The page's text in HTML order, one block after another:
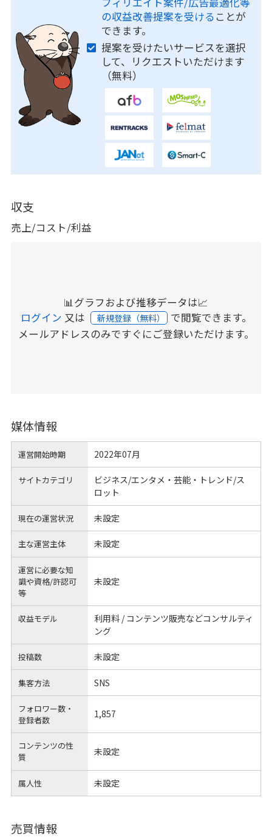
の収益改善提案を受ける ことが
できます。
提案を受けたいサービスを選択
して、リクエストいただけます
（無料）
収支
売上/コスト/利益
📊グラフおよび推移データは📈
ログイン 又は 新規登録（無料） で閲覧できます。
メールアドレスのみですぐにご登録いただけます。
媒体情報
運営開始時期 2022年07月
サイトカテゴリ
ビジネス/エンタメ・芸能・トレンド/ス
ロット
現在の運営状況 未設定
主な運営主体 未設定
運営に必要な知
識や資格/許認可
等
未設定
収益モデル
利用料 / コンテンツ販売などコンサルティ
ング
投稿数 未設定
集客方法 SNS
フォロワー数・
登録者数
1,857
コンテンツの性
質
未設定
属人性 未設定
売買情報